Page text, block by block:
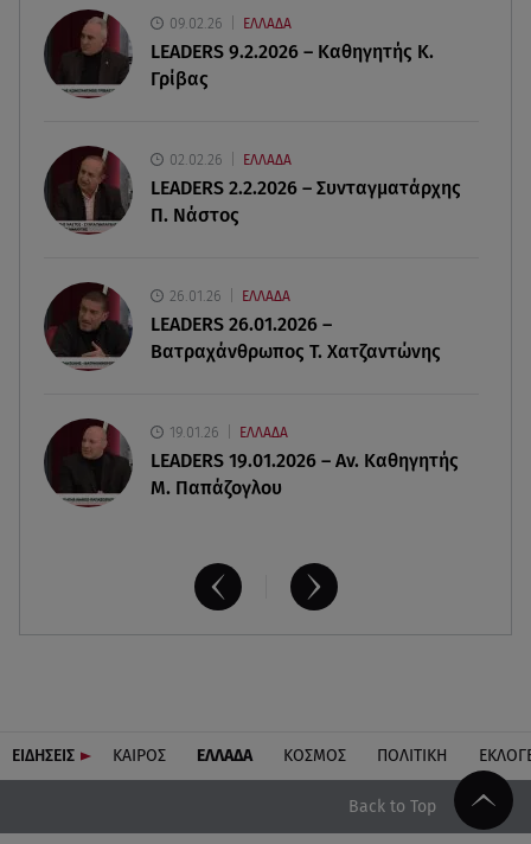
07.08.26 , 18:34
Έξοδος Αυγούστου: Στο 100% η πληρότητα για
07.08.26 , 17:44
Παιδικοί σταθμοί: Πότε βγαίνουν τα προσωρινά
αποτελέσματα
Τροχαίο Σέρρες: «Έχασα τη σύζυγο και το παιδί
μου. Τα έχασα όλα»
09.02.26 ΕΛΛΑΔΑ
LEADERS 9.2.2026 – Καθηγητής Κ.
Γρίβας
02.02.26 ΕΛΛΑΔΑ
LEADERS 2.2.2026 – Συνταγματάρχης
Π. Νάστος
26.01.26 ΕΛΛΑΔΑ
LEADERS 26.01.2026 –
Βατραχάνθρωπος Τ. Χατζαντώνης
19.01.26 ΕΛΛΑΔΑ
LEADERS 19.01.2026 – Αν. Καθηγητής
Μ. Παπάζογλου
ΕΙΔΗΣΕΙΣ ΚΑΙΡΟΣ ΕΛΛΑΔΑ ΚΟΣΜΟΣ ΠΟΛΙΤΙΚΗ
Back to Top